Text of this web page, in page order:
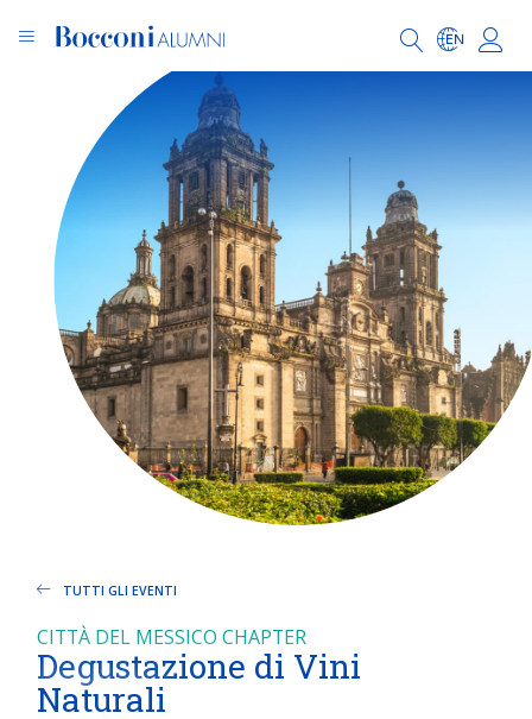
TUTTI GLI EVENTI
CITTÀ DEL MESSICO CHAPTER
Degustazione di Vini
Naturali